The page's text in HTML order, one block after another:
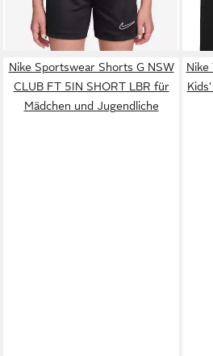
Nike Sportswear Shorts G NSW
CLUB FT 5IN SHORT LBR für
Mädchen und Jugendliche
Nike